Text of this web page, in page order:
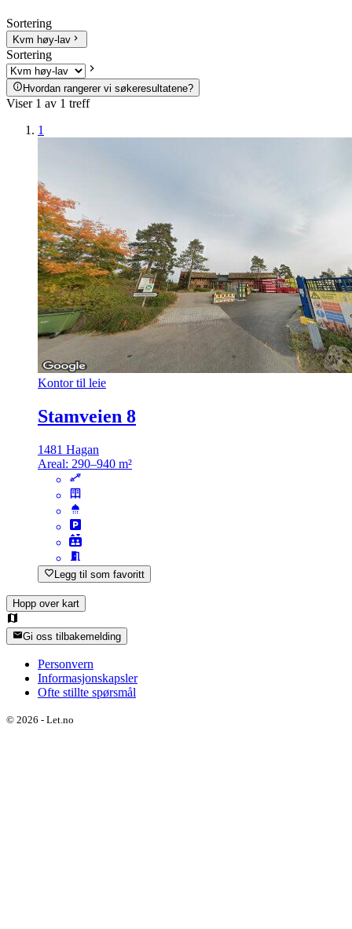
Sortering
Kvm høy-lav
Sortering
Hvordan rangerer vi søkeresultatene?
Viser 1 av 1 treff
1
Kontor til leie
Stamveien 8
1481 Hagan
Areal: 290–940 m²
Legg til som favoritt
Hopp over kart
Gi oss tilbakemelding
Personvern
Informasjonskapsler
Ofte stillte spørsmål
© 2026 - Let.no